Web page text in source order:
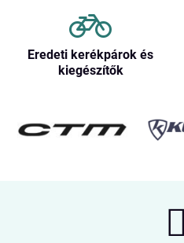
Eredeti kerékpárok és
kiegészítők